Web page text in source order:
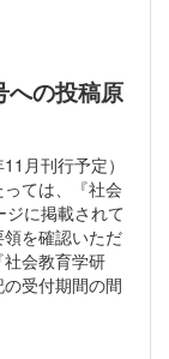
への投稿原
月刊行予定）
ては、『社会
に掲載されて
を確認いただ
会教育学研
受付期間の間